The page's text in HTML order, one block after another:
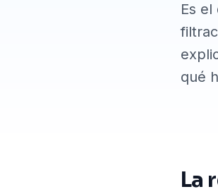
Es
qué
La